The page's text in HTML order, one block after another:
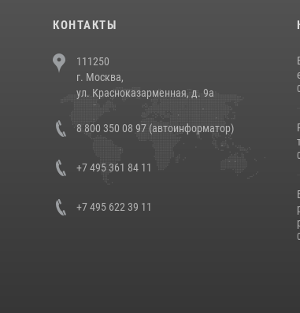
КОНТАКТЫ
111250
г. Москва,
ул. Красноказарменная, д. 9а
8 800 350 08 97 (автоинформатор)
+7 495 361 84 11
+7 495 622 39 11